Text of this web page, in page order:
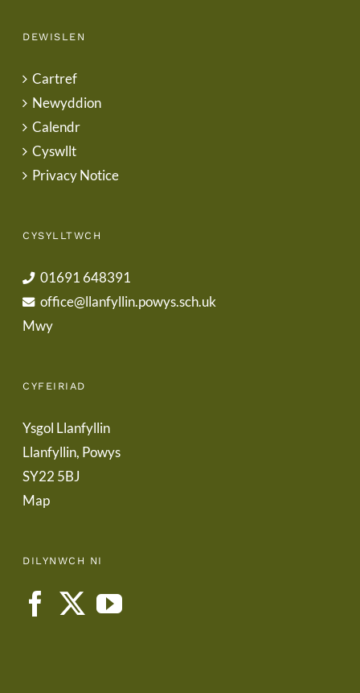
DEWISLEN
Cartref
Newyddion
Calendr
Cyswllt
Privacy Notice
CYSYLLTWCH
01691 648391
office@llanfyllin.powys.sch.uk
Mwy
CYFEIRIAD
Ysgol Llanfyllin
Llanfyllin, Powys
SY22 5BJ
Map
DILYNWCH NI